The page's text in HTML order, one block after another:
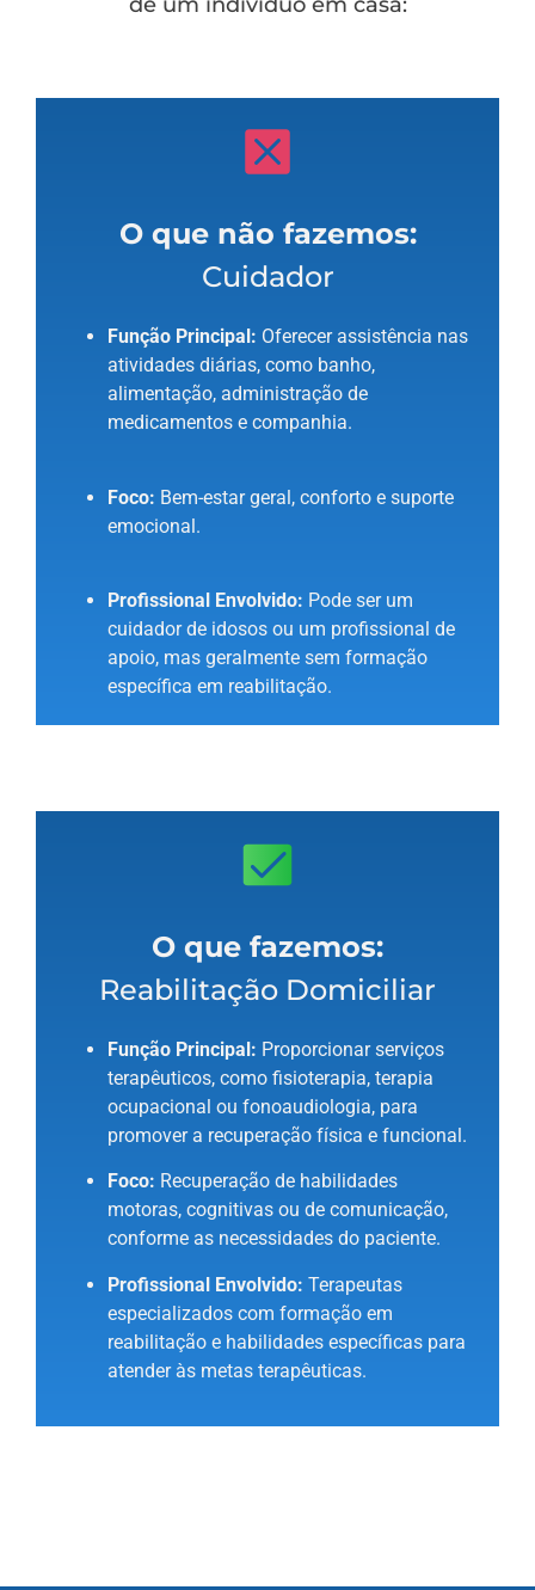
O que não fazemos:
Cuidador
Função Principal: Oferecer assistência nas
atividades diárias, como banho,
alimentação, administração de
medicamentos e companhia.
Foco: Bem-estar geral, conforto e suporte
emocional.
Profissional Envolvido: Pode ser um
cuidador de idosos ou um profissional de
apoio, mas geralmente sem formação
específica em reabilitação.
O que fazemos:
Reabilitação Domiciliar
Função Principal: Proporcionar serviços
terapêuticos, como fisioterapia, terapia
ocupacional ou fonoaudiologia, para
promover a recuperação física e funcional.
Foco: Recuperação de habilidades
motoras, cognitivas ou de comunicação,
conforme as necessidades do paciente.
Profissional Envolvido: Terapeutas
especializados com formação em
reabilitação e habilidades específicas para
atender às metas terapêuticas.